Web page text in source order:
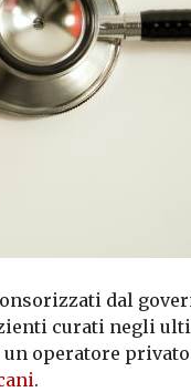
dal
curati negli
un operatore
.